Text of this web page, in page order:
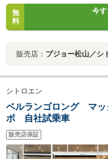
無
料
今
販売店： プジョー松山／シ
シトロエン
ベルランゴロング マッ
ボ 自社試乗車
販売店保証